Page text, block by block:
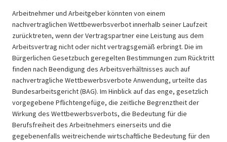
Arbeitnehmer und Arbeitgeber könnten von einem
nachvertraglichen Wettbewerbsverbot innerhalb seiner Laufzeit
zurücktreten, wenn der Vertragspartner eine Leistung aus dem
Arbeitsvertrag nicht oder nicht vertragsgemäß erbringt. Die im
Bürgerlichen Gesetzbuch geregelten Bestimmungen zum Rücktritt
finden nach Beendigung des Arbeitsverhältnisses auch auf
nachvertragliche Wettbewerbsverbote Anwendung, urteilte das
Bundesarbeitsgericht (BAG). Im Hinblick auf das enge, gesetzlich
vorgegebene Pflichtengefüge, die zeitliche Begrenztheit der
Wirkung des Wettbewerbsverbots, die Bedeutung für die
Berufsfreiheit des Arbeitnehmers einerseits und die
gegebenenfalls weitreichende wirtschaftliche Bedeutung für den